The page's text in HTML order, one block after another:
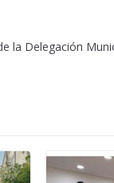
la Delegación